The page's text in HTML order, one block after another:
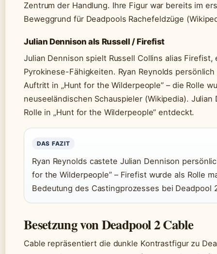
Zentrum der Handlung. Ihre Figur war bereits im
Beweggrund für Deadpools Rachefeldzüge
Julian Dennison als Russell / Firefist
Julian Dennison spielt Russell Collins alias
Pyrokinese-Fähigkeiten. Ryan Reynolds
Auftritt in „Hunt for the Wilderpeople” – die Rolle
neuseeländischen Schauspieler (Wikipedia).
Rolle in „Hunt for the Wilderpeople” entdeckt.
DAS FAZIT
Ryan Reynolds castete Julian Dennison
for the Wilderpeople” – Firefist wurde als Rolle
Bedeutung des Castingprozesses bei Deadpool
Besetzung von Deadpool 2 Cable
Cable repräsentiert die dunkle Kontrastfigur zu